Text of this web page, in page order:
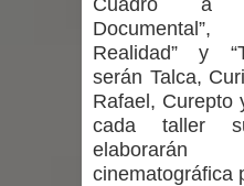
Cuadro a
Realidad” y
serán Talca,
Rafael, Curepto
cada taller
cinematográfica